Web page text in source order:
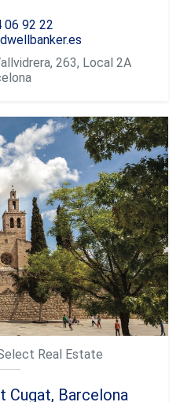
06 92 22
263, Local 2A
Real Estate
Cugat, Barcelona
um Informationen über
Entscheidungen des
Beobachtung seiner
Dank ihnen können wir
Website kennen und